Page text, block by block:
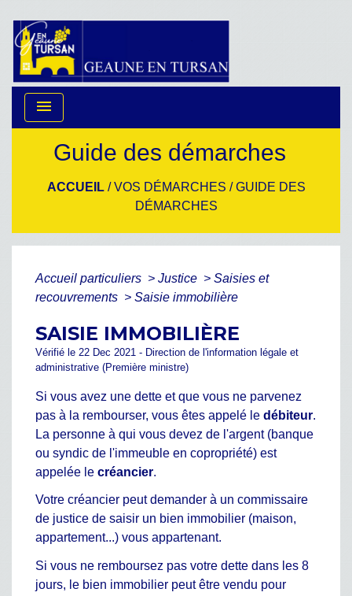
menu
Guide des démarches
ACCUEIL/VOS DÉMARCHES /GUIDE DES
DÉMARCHES
Accueil particuliers > Justice > Saisies et
recouvrements > Saisie immobilière
SAISIE IMMOBILIÈRE
Vérifié le 22 Dec 2021 - Direction de l'information légale et
administrative (Première ministre)
Si vous avez une dette et que vous ne parvenez
pas à la rembourser, vous êtes appelé le débiteur.
La personne à qui vous devez de l'argent (banque
ou syndic de l'immeuble en copropriété) est
appelée le créancier.
Votre créancier peut demander à un commissaire
de justice de saisir un bien immobilier (maison,
appartement...) vous appartenant.
Si vous ne remboursez pas votre dette dans les 8
jours, le bien immobilier peut être vendu pour